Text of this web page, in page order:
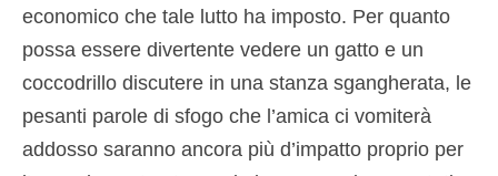
economico che tale lutto ha imposto. Per quanto
possa essere divertente vedere un gatto e un
coccodrillo discutere in una stanza sgangherata, le
pesanti parole di sfogo che l’amica ci vomiterà
addosso saranno ancora più d’impatto proprio per